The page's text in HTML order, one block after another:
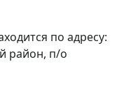
по адресу:
район, п/о